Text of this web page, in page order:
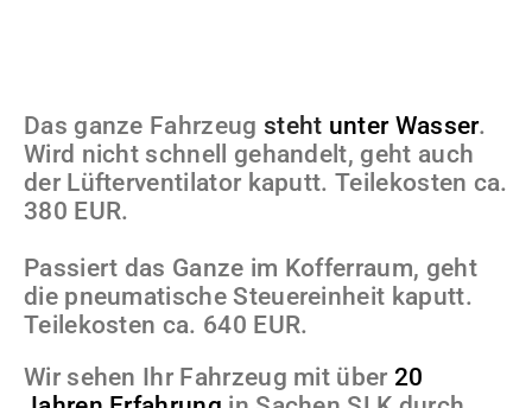
Das ganze Fahrzeug steht unter Wasser.
Wird nicht schnell gehandelt, geht auch
der Lüfterventilator kaputt. Teilekosten ca.
380 EUR.
Passiert das Ganze im Kofferraum, geht
die pneumatische Steuereinheit kaputt.
Teilekosten ca. 640 EUR.
Wir sehen Ihr Fahrzeug mit über 20